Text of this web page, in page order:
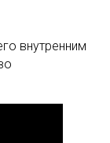
внутренним